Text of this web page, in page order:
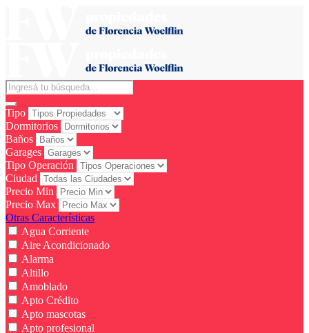
Tipo
Dormitorios
Baños
Garages
Tipo Operación
Ciudad
Precio Min
Precio Max
Otras Características
Agua Corriente
Aire Acondicionado
Alarma
Altillo
Amoblado
Apto Crédito
Apto mascotas
Apto profesional